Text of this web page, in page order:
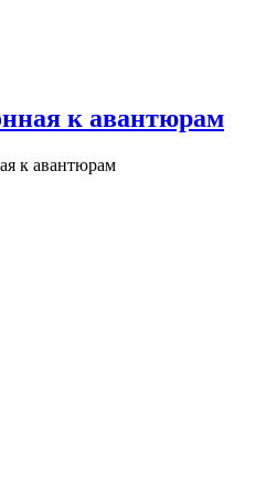
к авантюрам